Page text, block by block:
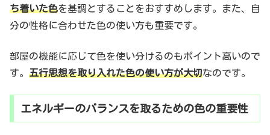
ち着いた色を基調とすることをおすすめします。また、自
分の性格に合わせた色の使い方も重要です。
部屋の機能に応じて色を使い分けるのもポイント高いので
す。 五行思想を取り入れた色の使い方が大切なのです。
エネルギーのバランスを取るための色の重要性